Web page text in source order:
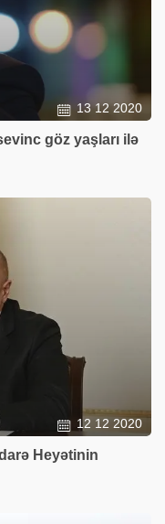
13 12 2020
göz yaşları ilə
12 12 2020
Heyətinin